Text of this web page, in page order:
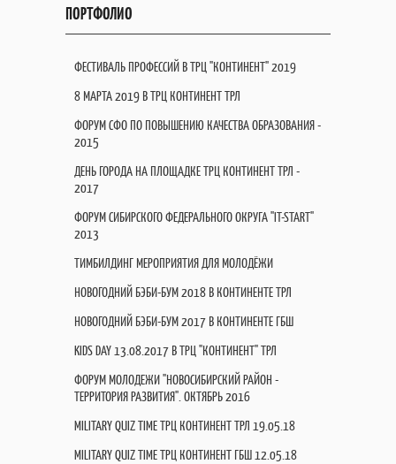
ПОРТФОЛИО
ФЕСТИВАЛЬ ПРОФЕССИЙ В ТРЦ "КОНТИНЕНТ" 2019
8 МАРТА 2019 В ТРЦ КОНТИНЕНТ ТРЛ
ФОРУМ СФО ПО ПОВЫШЕНИЮ КАЧЕСТВА ОБРАЗОВАНИЯ -
2015
ДЕНЬ ГОРОДА НА ПЛОЩАДКЕ ТРЦ КОНТИНЕНТ ТРЛ -
2017
ФОРУМ СИБИРСКОГО ФЕДЕРАЛЬНОГО ОКРУГА "IT-START"
2013
ТИМБИЛДИНГ МЕРОПРИЯТИЯ ДЛЯ МОЛОДЁЖИ
НОВОГОДНИЙ БЭБИ-БУМ 2018 В КОНТИНЕНТЕ ТРЛ
НОВОГОДНИЙ БЭБИ-БУМ 2017 В КОНТИНЕНТЕ ГБШ
KIDS DAY 13.08.2017 В ТРЦ "КОНТИНЕНТ" ТРЛ
ФОРУМ МОЛОДЕЖИ "НОВОСИБИРСКИЙ РАЙОН -
ТЕРРИТОРИЯ РАЗВИТИЯ". ОКТЯБРЬ 2016
MILITARY QUIZ TIME ТРЦ КОНТИНЕНТ ТРЛ 19.05.18
MILITARY QUIZ TIME ТРЦ КОНТИНЕНТ ГБШ 12.05.18